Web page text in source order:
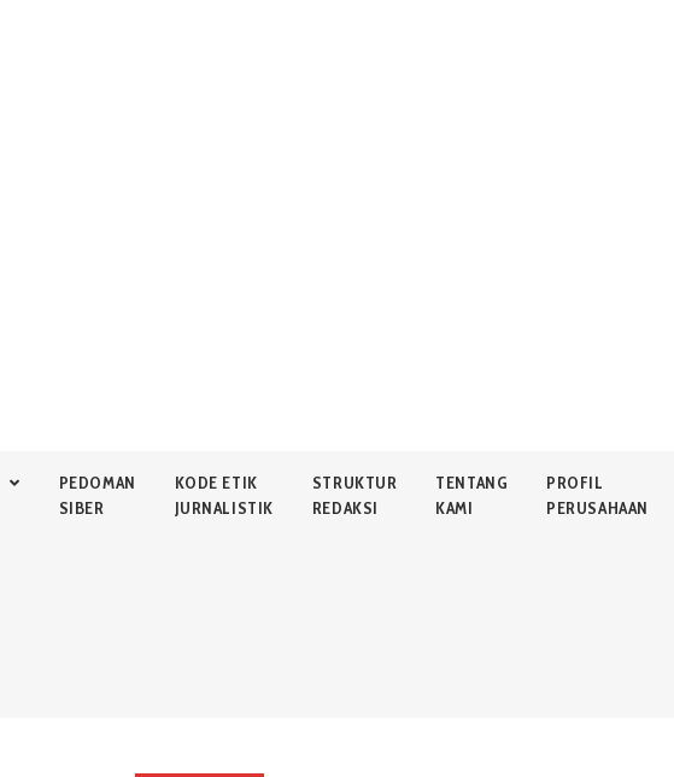
PEDOMAN
SIBER
KODE ETIK
JURNALISTIK
STRUKTUR
REDAKSI
TENTANG
KAMI
PROFIL
PERUSAHAAN